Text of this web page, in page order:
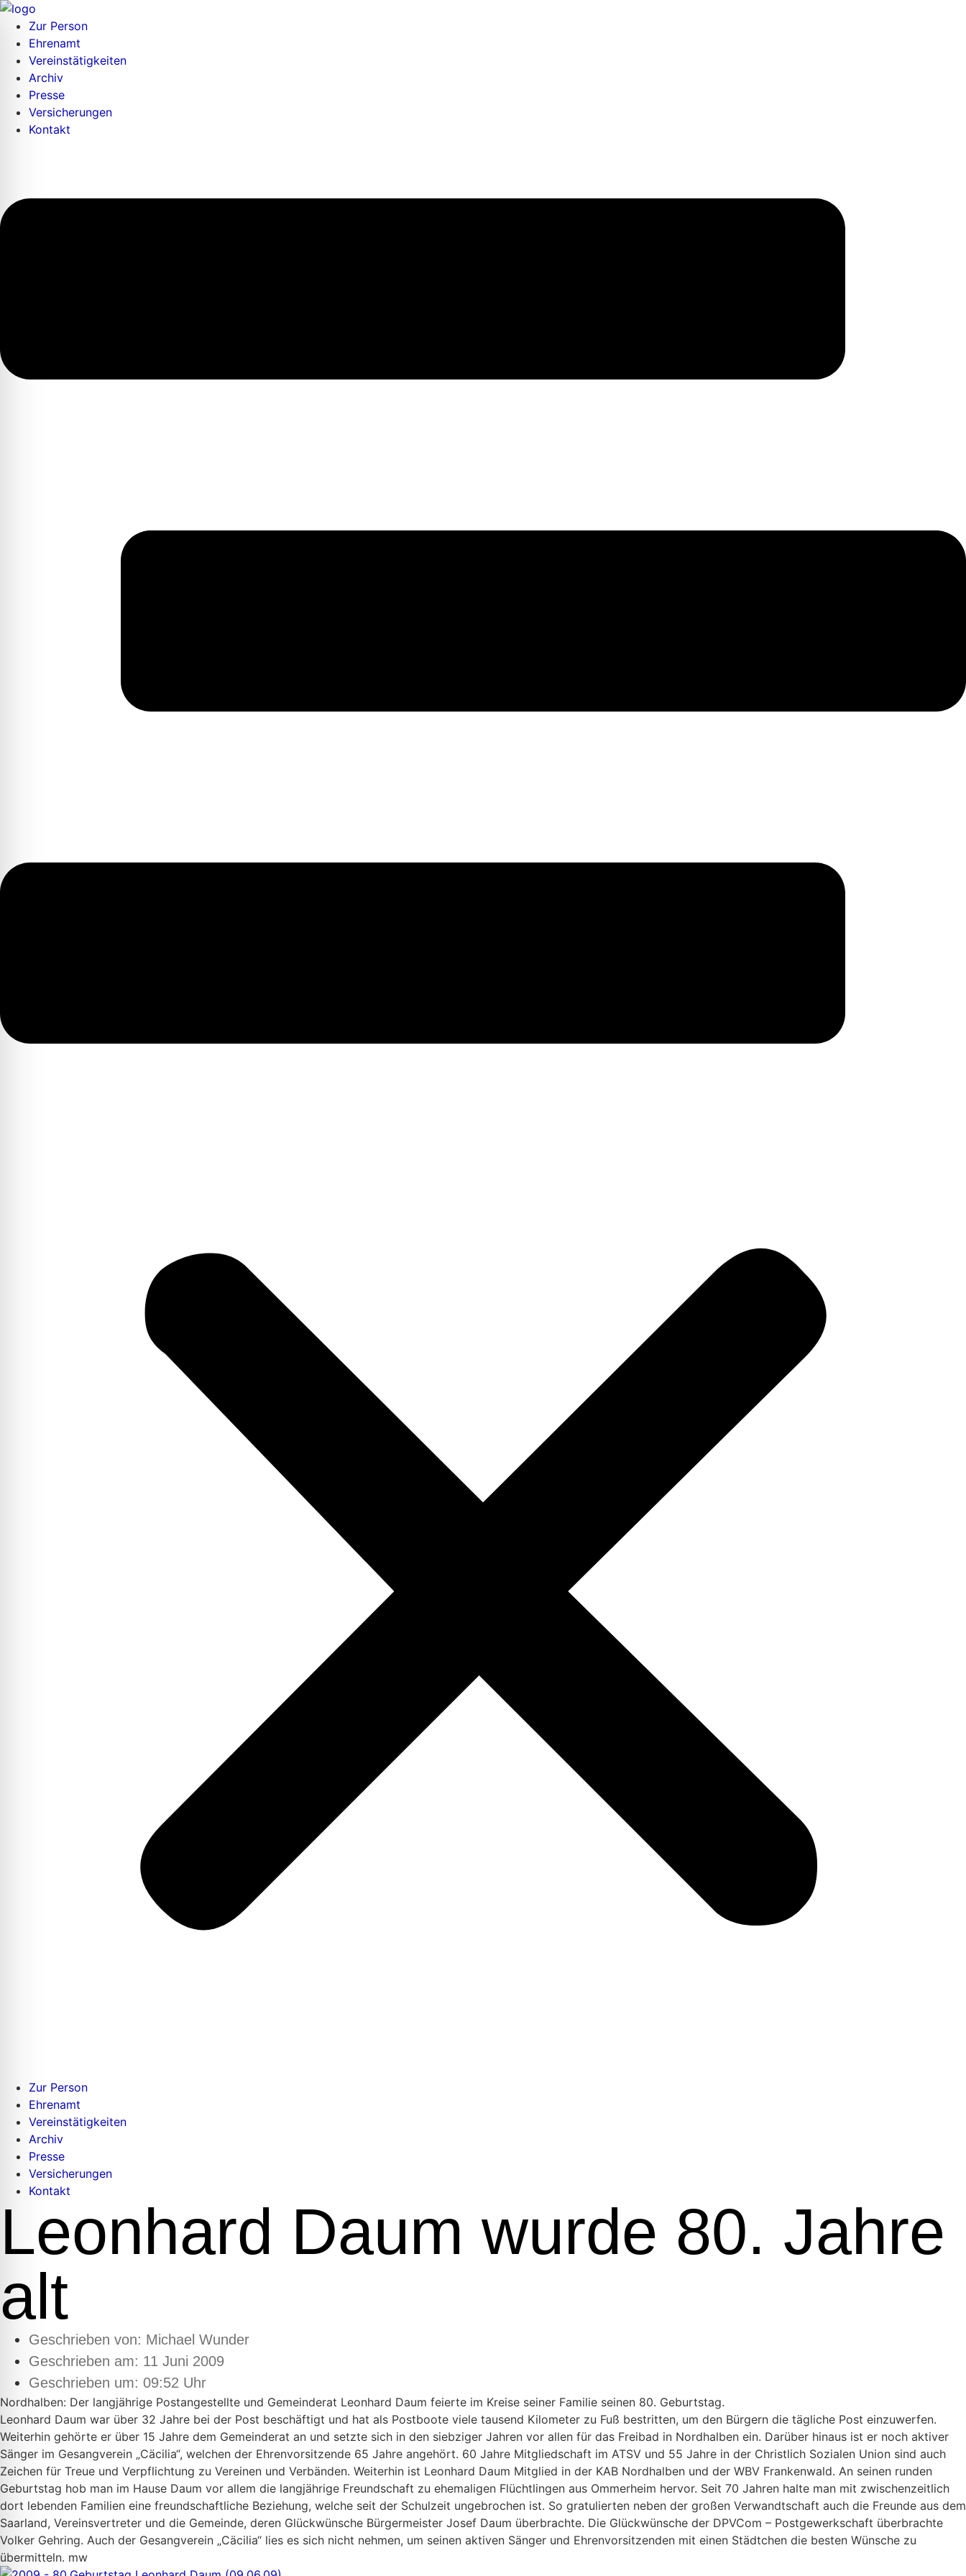
Zur Person
Ehrenamt
Vereinstätigkeiten
Archiv
Presse
Versicherungen
Kontakt
Zur Person
Ehrenamt
Vereinstätigkeiten
Archiv
Presse
Versicherungen
Kontakt
Leonhard Daum wurde 80. Jahre
alt
Geschrieben von: Michael Wunder
Geschrieben am: 11 Juni 2009
Geschrieben um: 09:52 Uhr
Nordhalben: Der langjährige Postangestellte und Gemeinderat Leonhard Daum feierte im Kreise seiner Familie seinen 80. Geburtstag.
Leonhard Daum war über 32 Jahre bei der Post beschäftigt und hat als Postboote viele tausend Kilometer zu Fuß bestritten, um den Bürgern die tägliche Post einzuwerfen.
Weiterhin gehörte er über 15 Jahre dem Gemeinderat an und setzte sich in den siebziger Jahren vor allen für das Freibad in Nordhalben ein. Darüber hinaus ist er noch aktiver
Sänger im Gesangverein „Cäcilia“, welchen der Ehrenvorsitzende 65 Jahre angehört. 60 Jahre Mitgliedschaft im ATSV und 55 Jahre in der Christlich Sozialen Union sind auch
Zeichen für Treue und Verpflichtung zu Vereinen und Verbänden. Weiterhin ist Leonhard Daum Mitglied in der KAB Nordhalben und der WBV Frankenwald. An seinen runden
Geburtstag hob man im Hause Daum vor allem die langjährige Freundschaft zu ehemaligen Flüchtlingen aus Ommerheim hervor. Seit 70 Jahren halte man mit zwischenzeitlich
dort lebenden Familien eine freundschaftliche Beziehung, welche seit der Schulzeit ungebrochen ist. So gratulierten neben der großen Verwandtschaft auch die Freunde aus dem
Saarland, Vereinsvertreter und die Gemeinde, deren Glückwünsche Bürgermeister Josef Daum überbrachte. Die Glückwünsche der DPVCom – Postgewerkschaft überbrachte
Volker Gehring. Auch der Gesangverein „Cäcilia“ lies es sich nicht nehmen, um seinen aktiven Sänger und Ehrenvorsitzenden mit einen Städtchen die besten Wünsche zu
übermitteln. mw